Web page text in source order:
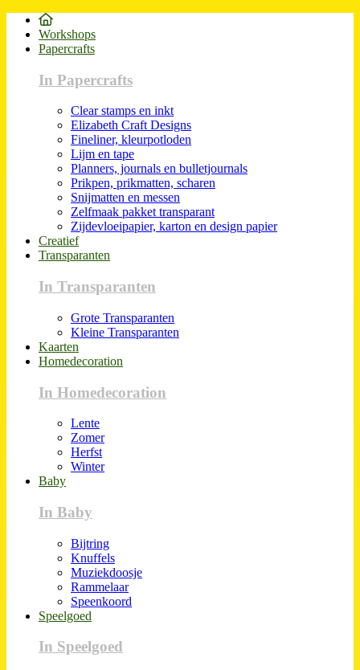
Workshops
Papercrafts
In Papercrafts
Clear stamps en inkt
Elizabeth Craft Designs
Fineliner, kleurpotloden
Lijm en tape
Planners, journals en bulletjournals
Prikpen, prikmatten, scharen
Snijmatten en messen
Zelfmaak pakket transparant
Zijdevloeipapier, karton en design papier
Creatief
Transparanten
In Transparanten
Grote Transparanten
Kleine Transparanten
Kaarten
Homedecoration
In Homedecoration
Lente
Zomer
Herfst
Winter
Baby
In Baby
Bijtring
Knuffels
Muziekdoosje
Rammelaar
Speenkoord
Speelgoed
In Speelgoed